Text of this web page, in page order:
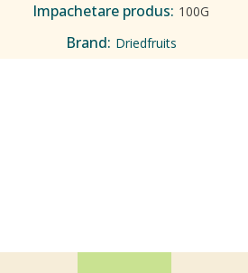
Impachetare produs: 100G
Brand: Driedfruits